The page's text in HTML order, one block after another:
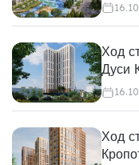
Ход
Дуси
Ход